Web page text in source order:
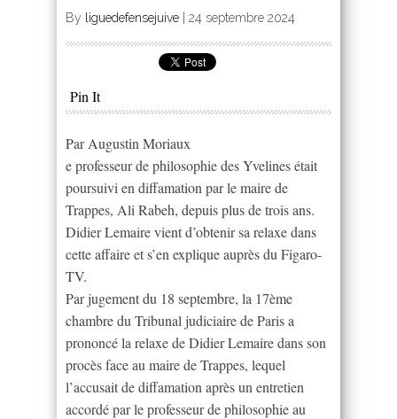
By liguedefensejuive 24 septembre 2024
Pin It
Par Augustin Moriaux
e professeur de philosophie des Yvelines était
poursuivi en diffamation par le maire de
Trappes, Ali Rabeh, depuis plus de trois ans.
Didier Lemaire vient d’obtenir sa relaxe dans
cette affaire et s’en explique auprès du Figaro-
TV.
Par jugement du 18 septembre, la 17ème
chambre du Tribunal judiciaire de Paris a
prononcé la relaxe de Didier Lemaire dans son
procès face au maire de Trappes, lequel
l’accusait de diffamation après un entretien
accordé par le professeur de philosophie au